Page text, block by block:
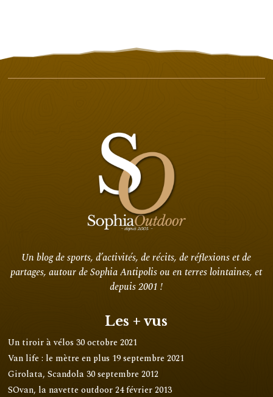
Un blog de sports, d’activités, de récits, de réflexions et de
partages, autour de Sophia Antipolis ou en terres lointaines, et
depuis 2001 !
Les + vus
Un tiroir à vélos 30 octobre 2021
Van life : le mètre en plus 19 septembre 2021
Girolata, Scandola30 septembre 2012
SOvan, la navette outdoor24 février 2013